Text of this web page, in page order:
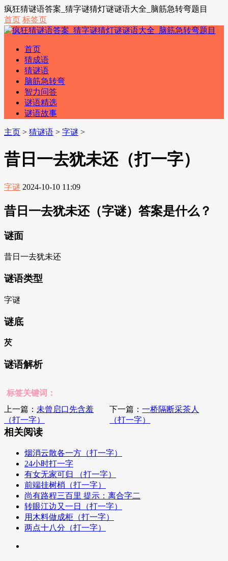
疯狂猜谜语答案_猜字谜猜灯谜谜语大全_脑筋急转弯题目
首页 标签页
首页
猜成语
猜谜语
脑筋急转弯
智力问答
谜语精选
谜语故事
主页 > 猜谜语 > 字谜 >
昔日一去犹未还（打一字）
字谜 2024-10-10 11:09
昔日一去犹未还（字谜）答案是什么？
谜面
昔日一去犹未还
谜语类型
字谜
谜底
芡
谜语解析
标签关键词：
上一篇： 未曾启口先含羞
（打一字）
下一篇：一桥隔断采茶人
（打一字）
相关阅读
烟消云散各一方（打一字）
24小时打一字
有女无家可归 （打一字）
前端挂树梢（打一字）
尚有路程三百里 提示：离合字二
转眼江边又一日（打一字）
用木料做成柜（打一字）
两点十八分（打一字）